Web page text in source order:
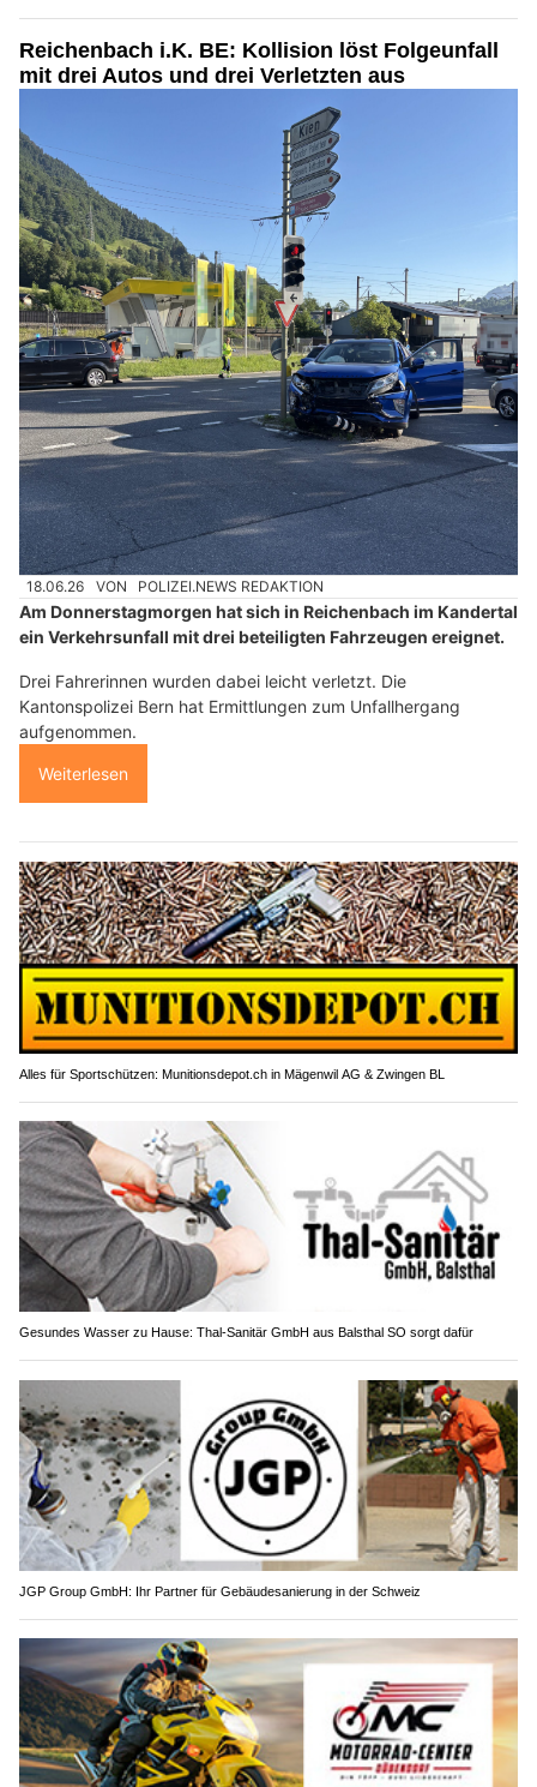
Reichenbach i.K. BE: Kollision löst Folgeunfall
mit drei Autos und drei Verletzten aus
18.06.26 VON POLIZEI.NEWS REDAKTION
Am Donnerstagmorgen hat sich in Reichenbach im Kandertal
ein Verkehrsunfall mit drei beteiligten Fahrzeugen ereignet.
Drei Fahrerinnen wurden dabei leicht verletzt. Die
Kantonspolizei Bern hat Ermittlungen zum Unfallhergang
aufgenommen.
Weiterlesen
Alles für Sportschützen: Munitionsdepot.ch in Mägenwil AG & Zwingen BL
Gesundes Wasser zu Hause: Thal-Sanitär GmbH aus Balsthal SO sorgt dafür
JGP Group GmbH: Ihr Partner für Gebäudesanierung in der Schweiz